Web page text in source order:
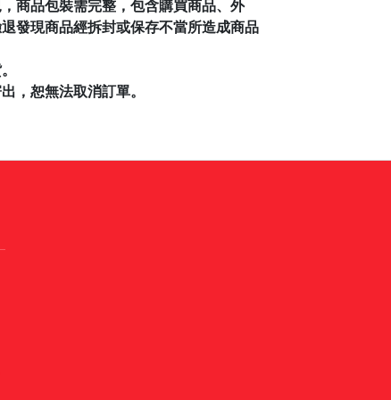
商品包裝需完整，包含購買商品、外
發現商品經拆封或保存不當所造成商品
，恕無法取消訂單。